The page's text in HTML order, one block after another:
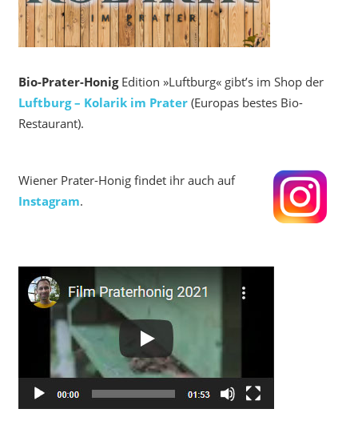
Bio-Prater-HonigEdition »Luftburg« gibt’s im Shop der
Luftburg – Kolarik im Prater(Europas bestes Bio-
Restaurant).
Wiener Prater-Honig findet ihr auch auf
Instagram.